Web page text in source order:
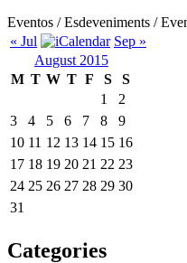
Eventos / Esdeveniments /
« Jul
Sep »
August 2015
M T W T F S
S
1
2
3
4 5 6 7 8
9
10 11 12 13 14 15 16
17 18 19 20 21 22 23
24 25 26 27 28 29 30
31
Categories